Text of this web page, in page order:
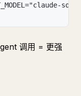
调用 = 更强